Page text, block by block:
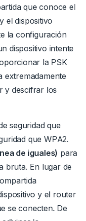
que conoce el
el dispositivo
la configuración
dispositivo intente
la PSK
extremadamente
y descifrar los
seguridad que
que WPA2.
de iguales) para
bruta. En lugar de
y el router
se conecten. De